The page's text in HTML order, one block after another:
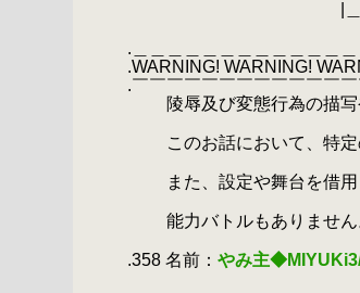
.＿＿＿＿＿＿＿＿＿＿＿＿
.WARNING! WARNING!
.￣￣￣￣￣￣￣￣￣￣￣￣
陵辱及び変態行為の描
このお話において、特定
また、設定や舞台を借用
能力バトルもありませ
.358 名前：やみ主